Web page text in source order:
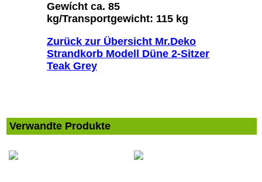
Gewícht ca. 85
kg/Transportgewicht: 115 kg
Zurück zur Übersicht Mr.Deko
Strandkorb Modell Düne 2-Sitzer
Teak Grey
Verwandte Produkte